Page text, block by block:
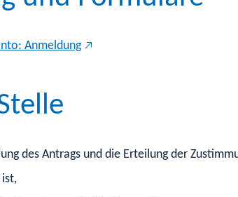
Anmeldung
des Antrags und die Erteilung der
ist,